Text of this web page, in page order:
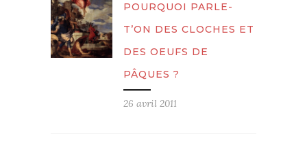
POURQUOI PARLE-
T’ON DES CLOCHES ET
DES OEUFS DE
PÂQUES ?
26 avril 2011